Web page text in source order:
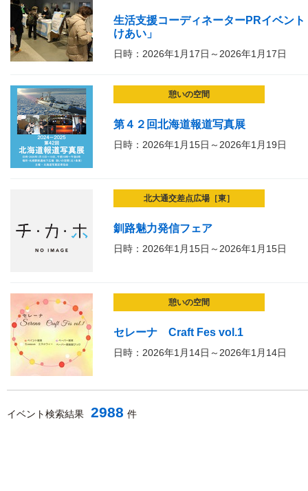
生活支援コーディネーターPRイベン
けあい」
日時：2026年1月17日～2026年1月17日
憩いの空間
第４２回北海道報道写真展
日時：2026年1月15日～2026年1月19日
北大通交差点広場［東］
釧路魅力発信フェア
日時：2026年1月15日～2026年1月15日
憩いの空間
セレーナ Craft Fes vol.1
日時：2026年1月14日～2026年1月14日
イベント検索結果 2988 件